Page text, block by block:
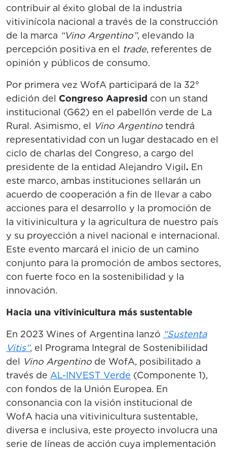
contribuir al éxito global de la industria
vitivinícola nacional a través de la construcción
de la marca “Vino Argentino”, elevando la
percepción positiva en el trade, referentes de
opinión y públicos de consumo.
Por primera vez WofA participará de la 32°
edición del Congreso Aapresid con un stand
institucional (G62) en el pabellón verde de La
Rural. Asimismo, el Vino Argentino tendrá
representatividad con un lugar destacado en el
ciclo de charlas del Congreso, a cargo del
presidente de la entidad Alejandro Vigil. En
este marco, ambas instituciones sellarán un
acuerdo de cooperación a ﬁn de llevar a cabo
acciones para el desarrollo y la promoción de
la vitivinicultura y la agricultura de nuestro país
y su proyección a nivel nacional e internacional.
Este evento marcará el inicio de un camino
conjunto para la promoción de ambos sectores,
con fuerte foco en la sostenibilidad y la
innovación.
Hacia una vitivinicultura más sustentable
En 2023 Wines of Argentina lanzó “Sustenta
Vitis”, el Programa Integral de Sostenibilidad
del Vino Argentino de WofA, posibilitado a
través de AL-INVEST Verde (Componente 1),
con fondos de la Unión Europea. En
consonancia con la visión institucional de
WofA hacia una vitivinicultura sustentable,
diversa e inclusiva, este proyecto involucra una
serie de líneas de acción cuya implementación